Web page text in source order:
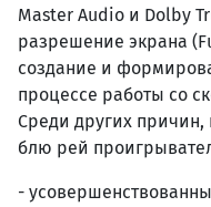
Master Audio и Dolby
разрешение экрана
создание и
процессе работы со
Среди других
блю рей
-